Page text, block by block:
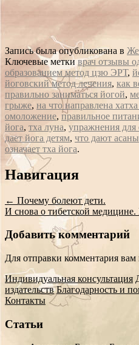
Запись была опубликована в
Ключевые меткиврач отзывы
образованием метод цзю ЭРТ,
йоговский метод лечения, как
правильно заниматься йогой,
грыже, на что направлена
омоложение, правильное
йога, тха луна, упражнения
дает йога детям, что дают асаны
означает тха йога.
Сообщение
Навигация
← Почему болеют дети.
И снова о тибетской
Добавить комментарий
Для отправки комментария вам
Индивидуальная консультация
издательств Благодарность и
Контакты
Статьи